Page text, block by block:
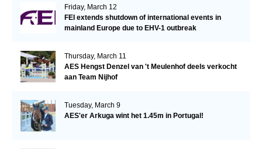
Friday, March 12
FEI extends shutdown of international events in
mainland Europe due to EHV-1 outbreak
Thursday, March 11
AES Hengst Denzel van 't Meulenhof deels verkocht
aan Team Nijhof
Tuesday, March 9
AES'er Arkuga wint het 1.45m in Portugal!